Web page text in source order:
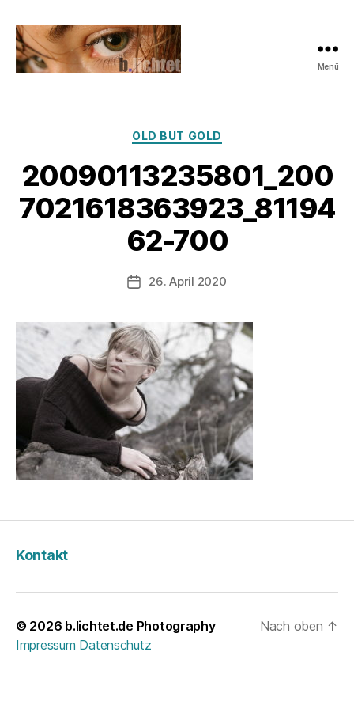
Menü
Kategorien
OLD BUT GOLD
20090113235801_200
7021618363923_81194
62-700
Beitragsautor
V
o
n
l
u
f
Veröffentlichungsdatum
26. April 2020
Kontakt
© 2026 b.lichtet.de Photography
Impressum Datenschutz
Nach oben ↑